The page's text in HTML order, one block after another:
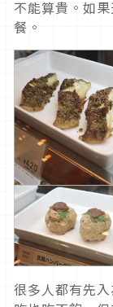
不能算貴。如
餐。
很多人都有先